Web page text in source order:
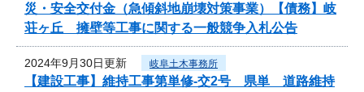
災・安全交付金（急傾斜地崩壊対策事業）【債務】岐
荘ヶ丘 擁壁等工事に関する一般競争入札公告
2024年9月30日更新 岐阜土木事務所
【建設工事】維持工事第単修-交2号 県単 道路維持